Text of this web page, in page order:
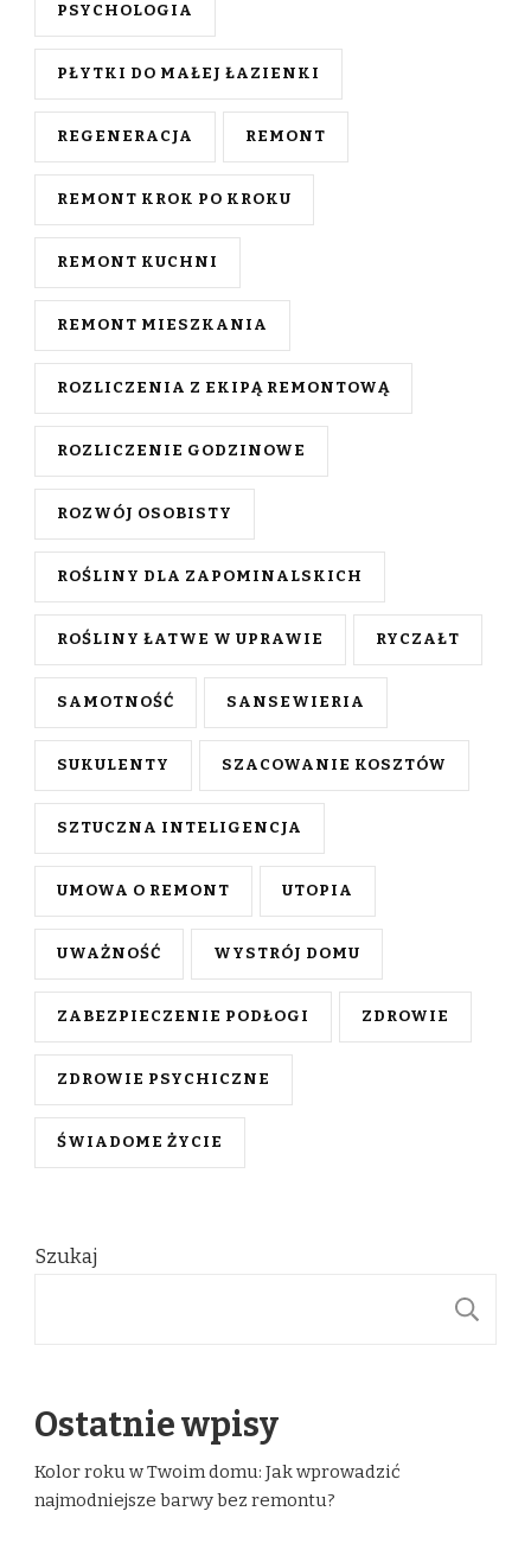
PSYCHOLOGIA
PŁYTKI DO MAŁEJ ŁAZIENKI
REGENERACJA REMONT
REMONT KROK PO KROKU
REMONT KUCHNI
REMONT MIESZKANIA
ROZLICZENIA Z EKIPĄ REMONTOWĄ
ROZLICZENIE GODZINOWE
ROZWÓJ OSOBISTY
ROŚLINY DLA ZAPOMINALSKICH
ROŚLINY ŁATWE W UPRAWIE RYCZAŁT
SAMOTNOŚĆ SANSEWIERIA
SUKULENTY SZACOWANIE KOSZTÓW
SZTUCZNA INTELIGENCJA
UMOWA O REMONT UTOPIA
UWAŻNOŚĆ WYSTRÓJ DOMU
ZABEZPIECZENIE PODŁOGI ZDROWIE
ZDROWIE PSYCHICZNE
ŚWIADOME ŻYCIE
Szukaj
Ostatnie wpisy
Kolor roku w Twoim domu: Jak wprowadzić
najmodniejsze barwy bez remontu?